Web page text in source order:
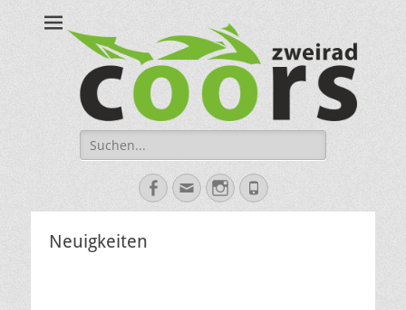
Coors Zweirad
Motorrad Werkstatt in Gütersloh, Bielefeld, Steinhagen, Halle,
OWL
Suche
nach:
Facebook
E-
Mail
Instagram
Telefon
Neuigkeiten